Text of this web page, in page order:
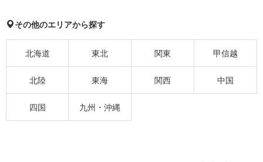
その他のエリアから探す
北海道 東北 関東 甲信越
北陸 東海 関西 中国
四国 九州・沖縄